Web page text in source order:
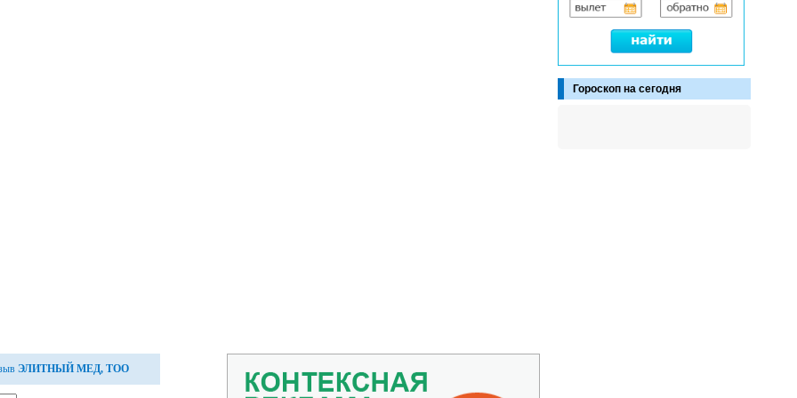
ЭЛИТНЫЙ МЕД, ТОО
Гороскоп на сегодня